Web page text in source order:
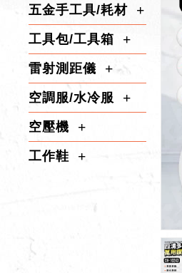
五金手工具/耗材
工具包/工具箱
雷射測距儀
空調服/水冷服
空壓機
工作鞋